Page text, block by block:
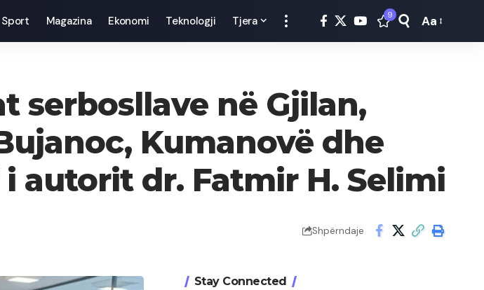
Sport Magazina Ekonomi Teknologji Tjera 9
Font
Aa
serbosllave në Gjilan,
Kumanovë dhe
autorit dr. Fatmir H. Selimi
Shpërndaje
Stay Connected